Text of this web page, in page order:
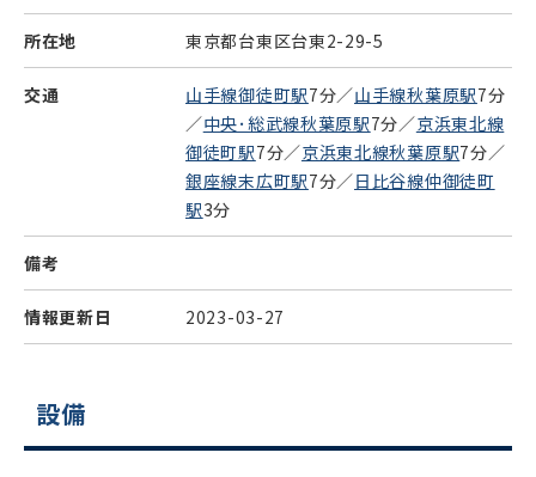
所在地 東京都台東区台東2-29-5
交通 山手線御徒町駅7分／山手線秋葉原駅7分
／中央･総武線秋葉原駅7分／京浜東北線
御徒町駅7分／京浜東北線秋葉原駅7分／
銀座線末広町駅7分／日比谷線仲御徒町
駅3分
備考
情報更新日 2023-03-27
設備